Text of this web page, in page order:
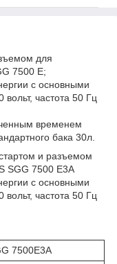
для
7500 E;
с основными
частота 50 Гц
временем
бака 30л.
и разъемом
SGG 7500 Е3A
с основными
частота 50 Гц
7500Е3A